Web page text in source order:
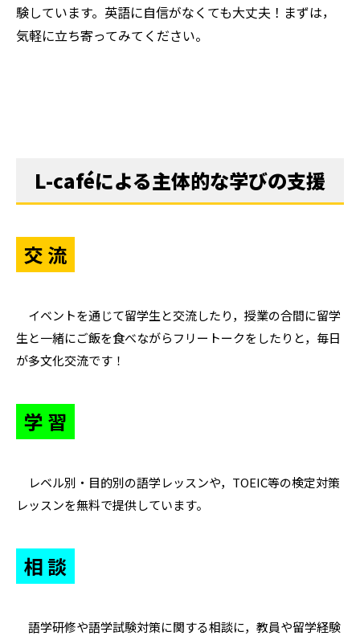
験しています。英語に自信がなくても大丈夫！まずは，
気軽に立ち寄ってみてください。
L-caféによる主体的な学びの支援
交 流
イベントを通じて留学生と交流したり，授業の合間に留学
生と一緒にご飯を食べながらフリートークをしたりと，毎日
が多文化交流です！
学 習
レベル別・目的別の語学レッスンや，TOEIC等の検定対策
レッスンを無料で提供しています。
相 談
語学研修や語学試験対策に関する相談に，教員や留学経験